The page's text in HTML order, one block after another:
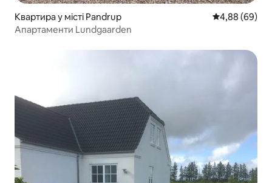
Квартира у місті Pandrup Середня
4,88 (69)
Апартаменти Lundgaarden